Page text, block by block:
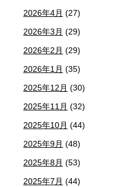
2026年4月 (27)
2026年3月 (29)
2026年2月 (29)
2026年1月 (35)
2025年12月 (30)
2025年11月 (32)
2025年10月 (44)
2025年9月 (48)
2025年8月 (53)
2025年7月 (44)